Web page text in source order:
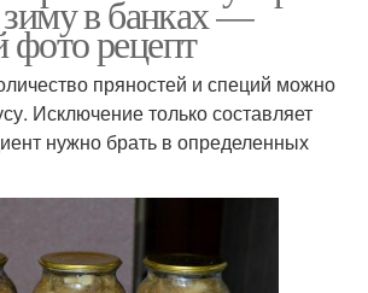
зиму в банках —
рецепт
пряностей и специй можно
Исключение только составляет
нужно брать в определенных